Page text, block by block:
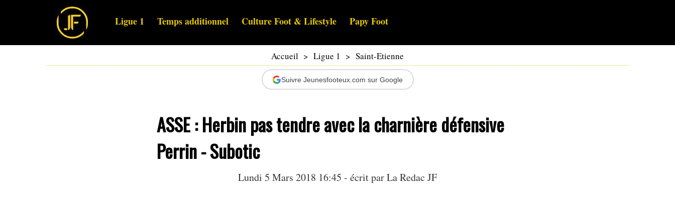
Ligue 1 Temps additionnel Culture Foot & Lifestyle Papy Foot
Accueil > Ligue 1 > Saint-Etienne
Suivre Jeunesfooteux.com sur Google
ASSE : Herbin pas tendre avec la charnière défensive
Perrin - Subotic
Lundi 5 Mars 2018 16:45 - écrit par La Redac JF